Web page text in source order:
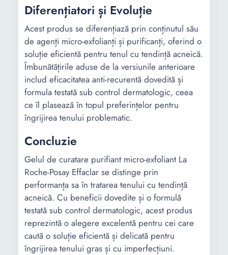
Diferențiatori și Evoluție
Acest produs se diferențiază prin conținutul său
de agenți micro-exfolianți și purificanți, oferind o
soluție eficientă pentru tenul cu tendință acneică.
Îmbunătățirile aduse de la versiunile anterioare
includ eficacitatea anti-recurentă dovedită și
formula testată sub control dermatologic, ceea
ce îl plasează în topul preferințelor pentru
îngrijirea tenului problematic.
Concluzie
Gelul de curatare purifiant micro-exfoliant La
Roche-Posay Effaclar se distinge prin
performanța sa în tratarea tenului cu tendință
acneică. Cu beneficii dovedite și o formulă
testată sub control dermatologic, acest produs
reprezintă o alegere excelentă pentru cei care
caută o soluție eficientă și delicată pentru
îngrijirea tenului gras și cu imperfecțiuni.